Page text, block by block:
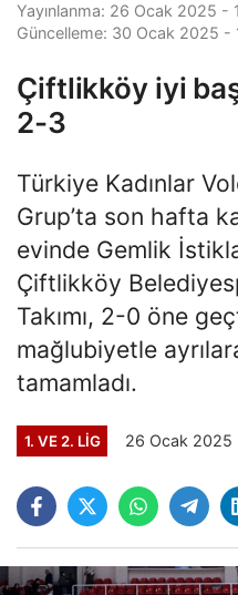
Yayınlanma: 26 Ocak 2025 -
Güncelleme: 30 Ocak 2025 -
Çiftlikköy iyi
2-3
Türkiye Kadınlar
Grup’ta son hafta
evinde Gemlik
Çiftlikköy
Takımı, 2-0 öne
mağlubiyetle
tamamladı.
1. VE 2. LIG 26 Ocak 2025